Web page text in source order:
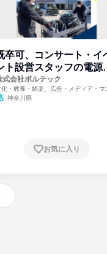
卒可、コンサート・イ
ト設営スタッフの電源
式会社ボルテック
化・教養・娯楽、広告・メディア・マ
、電力・ガス・水道・エネルギー
神奈川県
お気に入り